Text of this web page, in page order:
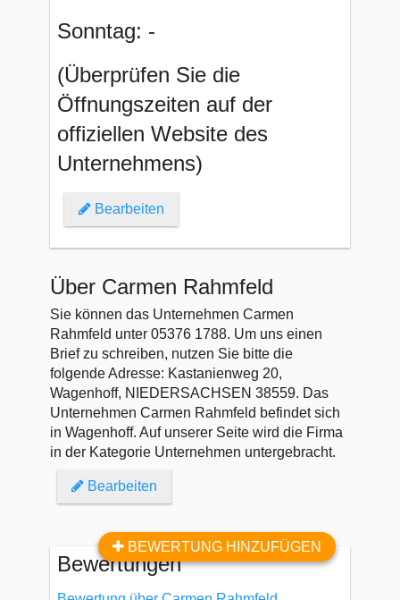
Sonntag: -
(Überprüfen Sie die
Öffnungszeiten auf der
offiziellen Website des
Unternehmens)
Bearbeiten
Über Carmen Rahmfeld
Sie können das Unternehmen Carmen
Rahmfeld unter 05376 1788. Um uns einen
Brief zu schreiben, nutzen Sie bitte die
folgende Adresse: Kastanienweg 20,
Wagenhoff, NIEDERSACHSEN 38559. Das
Unternehmen Carmen Rahmfeld befindet sich
in Wagenhoff. Auf unserer Seite wird die Firma
in der Kategorie Unternehmen untergebracht.
Bearbeiten
BEWERTUNG HINZUFÜGEN
Bewertungen